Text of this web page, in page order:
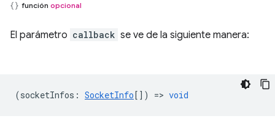
función opcional
El parámetro callback se ve de la siguiente manera:
(socketInfos : SocketInfo[]) => void